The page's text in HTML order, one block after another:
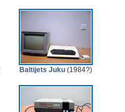
Baltijets Juku(1984?)